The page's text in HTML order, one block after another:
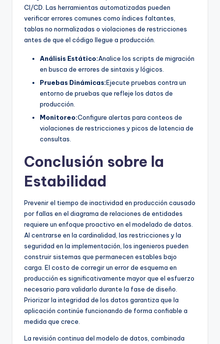
CI/CD. Las herramientas automatizadas pueden
verificar errores comunes como índices faltantes,
tablas no normalizadas o violaciones de restricciones
antes de que el código llegue a producción.
Análisis Estático:Analice los scripts de migración
en busca de errores de sintaxis y lógicos.
Pruebas Dinámicas:Ejecute pruebas contra un
entorno de pruebas que refleje los datos de
producción.
Monitoreo:Configure alertas para conteos de
violaciones de restricciones y picos de latencia de
consultas.
Conclusión sobre la
Estabilidad
Prevenir el tiempo de inactividad en producción causado
por fallas en el diagrama de relaciones de entidades
requiere un enfoque proactivo en el modelado de datos.
Al centrarse en la cardinalidad, las restricciones y la
seguridad en la implementación, los ingenieros pueden
construir sistemas que permanecen estables bajo
carga. El costo de corregir un error de esquema en
producción es significativamente mayor que el esfuerzo
necesario para validarlo durante la fase de diseño.
Priorizar la integridad de los datos garantiza que la
aplicación continúe funcionando de forma confiable a
medida que crece.
La revisión continua del modelo de datos, combinada